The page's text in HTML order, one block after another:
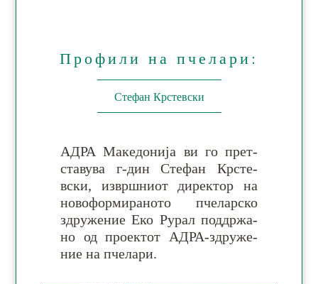
Профили на пчелари:
Стефан Крстевски
АДРА Македонија ви го прет­
ставува г-дин Сте­фан Крсте­
вски, из­вр­шниот ди­рек­тор на
но­во­фор­ми­ра­но­то пче­лар­ско
здру­же­ние Еко Рурал под­држа­
но од проектот АДРА-здру­же­
ние на пче­ла­ри.